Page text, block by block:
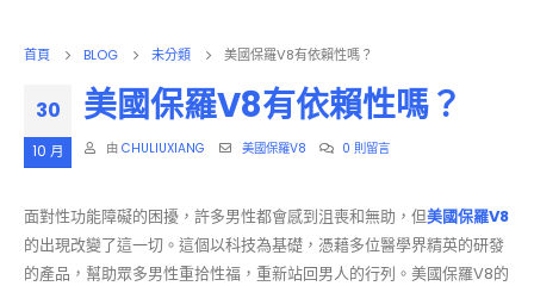
首頁 BLOG 未分類 美國保羅V8有依賴性嗎？
30
10 月
美國保羅V8有依賴性嗎？
由 CHULIUXIANG 美國保羅V8 0 則留言
面對性功能障礙的困擾，許多男性都會感到沮喪和無助，但美國保羅V8
的出現改變了這一切。這個以科技為基礎，憑藉多位醫學界精英的研發
的產品，幫助眾多男性重拾性福，重新站回男人的行列。美國保羅V8的